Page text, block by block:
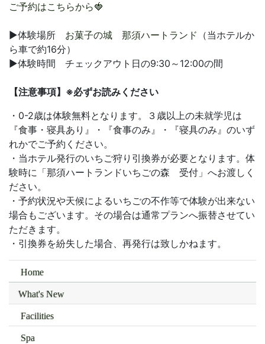
ご予約はこちらから🍓
▶体験場所 お菓子の城 那須ハートランド （当ホテルか
ら車で約16分）
▶体験時間 チェックアウト日の9:30～12:00の間
【注意事項】※必ずお読みください
・0-2歳は体験無料となります。３歳以上の未就学児は
『食事・寝具あり』・『食事のみ』・『寝具のみ』のいず
れかでご予約ください。
・当ホテル発行のいちご狩り引換券が必要となります。体
験時に「那須ハートランドいちごの森 受付」へお渡しく
ださい。
・予約状況や天候によるいちごの不作等で体験が出来ない
場合もございます。その場合は通常プランへ振替させてい
ただきます。
・引換券を紛失した場合、再発行は致しかねます。
Home
What's New
Facilities
Spa